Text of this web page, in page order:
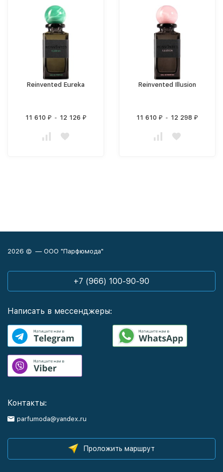
Reinvented Eureka
11 610 ₽ - 12 126 ₽
Reinvented Illusion
11 610 ₽ - 12 298 ₽
2026 © — ООО "Парфюмода"
+7 (966) 100-90-90
Написать в мессенджеры:
Контакты:
parfumoda@yandex.ru
Проложить маршрут